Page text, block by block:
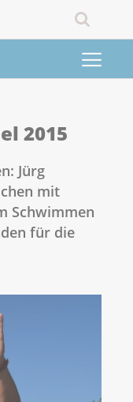
2015
Jürg
mit
Schwimmen
für die